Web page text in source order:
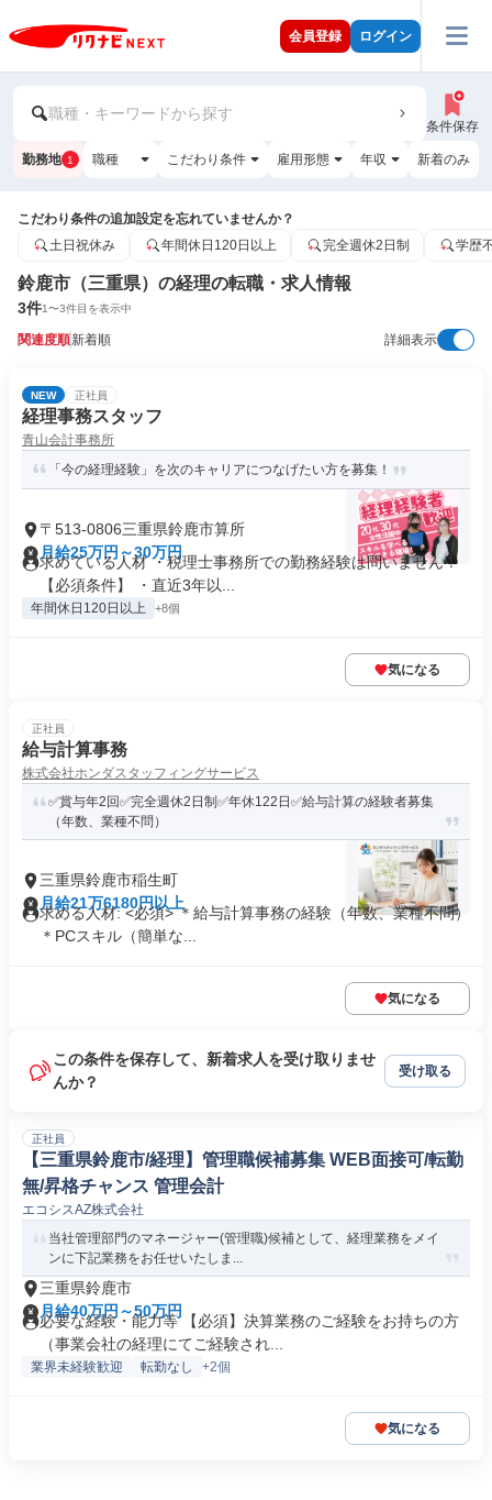
会員登録 ログイン
職種・キーワードから探す
条件保存
勤務地 1 職種 こだわり条件 雇用形態 年収 新着のみ
こだわり条件の追加設定を忘れていませんか？
土日祝休み
年間休日120日以上 完全週休2日制 学歴
鈴鹿市（三重県）の経理の転職・求人情報
3件1〜3件目を表示中
関連度順新着順 詳細表示
NEW 正社員
経理事務スタッフ
青山会計事務所
「今の経理経験」を次のキャリアにつなげたい方を募集！
〒513-0806三重県鈴鹿市算所
月給25万円～30万円
求めている人材 ・税理士事務所での勤務経験は問いません！
【必須条件】 ・直近3年以...
年間休日120日以上 +8個
気になる
正社員
給与計算事務
株式会社ホンダスタッフィングサービス
✅賞与年2回✅完全週休2日制✅年休122日✅給与計算の経験者募集
（年数、業種不問）
三重県鈴鹿市稲生町
月給21万6180円以上
求める人材: <必須> ＊給与計算事務の経験（年数、業種不問）
＊PCスキル（簡単な...
気になる
この条件を保存して、新着求人を受け取りませ
んか？
受け取る
正社員
【三重県鈴鹿市/経理】管理職候補募集 WEB面接可/転勤
無/昇格チャンス 管理会計
エコシスAZ株式会社
当社管理部門のマネージャー(管理職)候補として、経理業務をメイ
ンに下記業務をお任せいたしま...
三重県鈴鹿市
月給40万円～50万円
必要な経験・能力等 【必須】決算業務のご経験をお持ちの方
（事業会社の経理にてご経験され...
業界未経験歓迎 転勤なし +2個
気になる